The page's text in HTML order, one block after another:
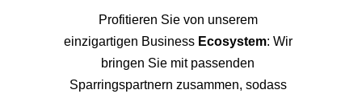
Profitieren Sie von unserem
einzigartigen Business Ecosystem: Wir
bringen Sie mit passenden
Sparringspartnern zusammen, sodass